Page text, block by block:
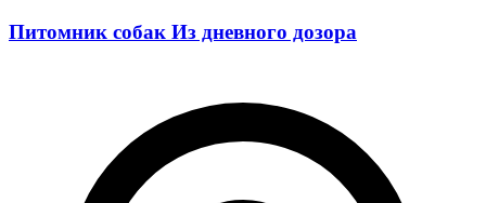
Питомник собак Из дневного дозора